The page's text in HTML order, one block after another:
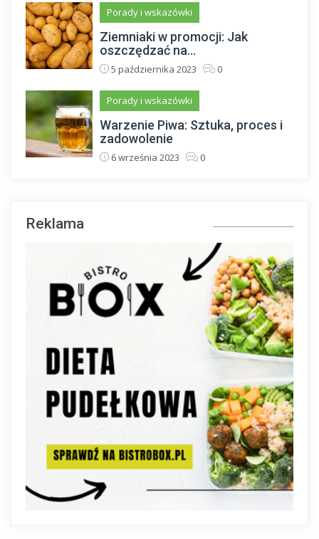
Porady i wskazówki
Ziemniaki w promocji: Jak
oszczędzać na...
5 października 2023 0
Porady i wskazówki
Warzenie Piwa: Sztuka, proces i
zadowolenie
6 września 2023 0
Reklama